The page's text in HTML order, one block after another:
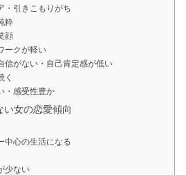
・引きこもりがち
粋
顔
ークが軽い
信がない・自己肯定感が低い
く
・感受性豊か
い女の恋愛傾向
中心の生活になる
少ない